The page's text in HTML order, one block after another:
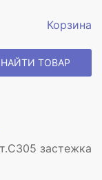
Корзина
НАЙТИ ТОВАР
застежка